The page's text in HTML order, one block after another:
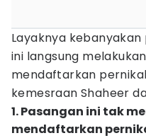
Layaknya
ini langsung melakukan
mendaftarkan
kemesraan Shaheer
1. Pasangan ini tak
mendaftarkan